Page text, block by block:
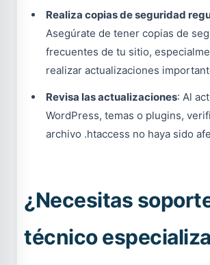
Realiza copias de seguridad
Asegúrate de tener copias de
frecuentes de tu sitio,
realizar actualizaciones
Revisa las actualizaciones: Al
WordPress, temas o plugins,
archivo .htaccess no haya sido
¿Necesitas
técnico